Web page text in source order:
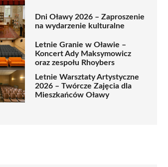
Dni Oławy 2026 – Zaproszenie
na wydarzenie kulturalne
Letnie Granie w Oławie –
Koncert Ady Maksymowicz
oraz zespołu Rhoybers
Letnie Warsztaty Artystyczne
2026 – Twórcze Zajęcia dla
Mieszkańców Oławy